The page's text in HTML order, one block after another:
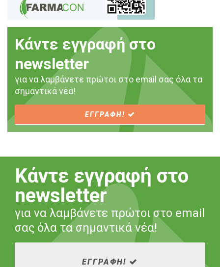
Κάντε εγγραφή στο
newsletter
για να λαμβάνετε πρώτοι στο email σας όλα τα
σημαντικά νέα!
ΕΓΓΡΑΦΗ!
Κάντε εγγραφή στο
newsletter
για να λαμβάνετε πρώτοι στο email
σας όλα τα σημαντικά νέα!
ΕΓΓΡΑΦΗ!